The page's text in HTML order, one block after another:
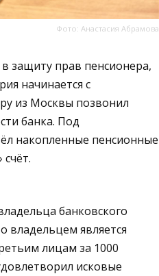
Фото: Анастасия Абрамова
защиту прав пенсионера,
начинается с
из Москвы позвонил
банка. Под
накопленные пенсионные
банковского
владельцем является
лицам за 1000
исковые